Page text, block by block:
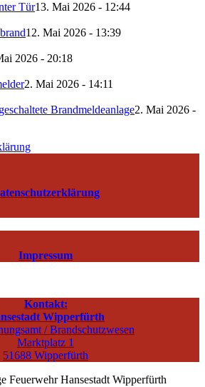
Tür13. Mai 2026 - 12:44
12. Mai 2026 - 13:39
2026 - 20:18
2. Mai 2026 - 14:11
Brandmeldeanlage2. Mai 2026 -
Impressum
Kontakt:
Wipperfürth
/ Brandschutzwesen
Marktplatz 1
51688 Wipperfürth
Hansestadt Wipperfürth